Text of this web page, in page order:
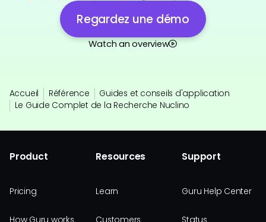
Regardez une démo
Watch an overview
Accueil Référence
Guides et conseils d'application
Le Guide Complet de la Recherche Nuclino
Product
Pricing
Resources
Learn
Support
Guru Help Center